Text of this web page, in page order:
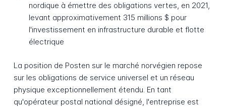
nordique à émettre des obligations vertes, en 2021,
levant approximativement 315 millions $ pour
l'investissement en infrastructure durable et flotte
électrique
La position de Posten sur le marché norvégien repose
sur les obligations de service universel et un réseau
physique exceptionnellement étendu. En tant
qu'opérateur postal national désigné, l'entreprise est